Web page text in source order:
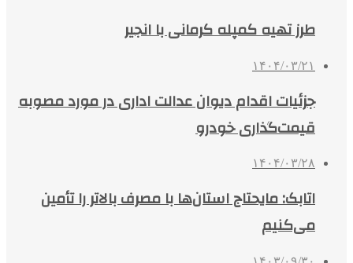
طرز تهیه کمپله کرمانی با انجیر
۱۴۰۴/۰۳/۲۱
جزئیات اقدام دیوان عدالت اداری در مورد مصوبه
قیمت‌گذاری خودرو
۱۴۰۴/۰۳/۲۸
اتابک: مایحتاج استان‌ها با مصرف بالاتر را تأمین
می‌کنیم